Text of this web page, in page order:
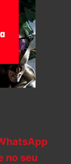
no seu